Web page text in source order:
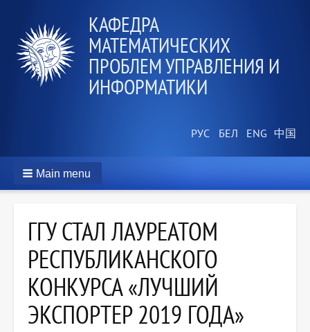
КАФЕДРА
МАТЕМАТИЧЕСКИХ
ПРОБЛЕМ УПРАВЛЕНИЯ И
ИНФОРМАТИКИ
Main menu
ГГУ СТАЛ ЛАУРЕАТОМ
РЕСПУБЛИКАНСКОГО
КОНКУРСА «ЛУЧШИЙ
ЭКСПОРТЕР 2019 ГОДА»